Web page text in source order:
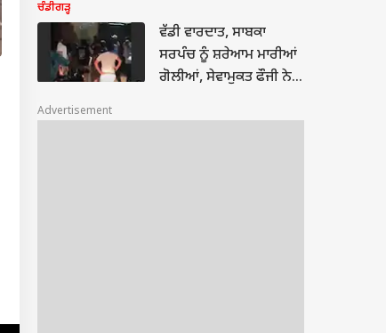
ਬੋਲੀ- ਵੀਡੀਓ ਕਾਲ 'ਤੇ ਪਸੰਦ
ਕਰਵਾਈ ਸੀ ਰੱਖੜੀ
ਚੰਡੀਗੜ੍ਹ
ਵੱਡੀ ਵਾਰਦਾਤ, ਸਾਬਕਾ
ਸਰਪੰਚ ਨੂੰ ਸ਼ਰੇਆਮ ਮਾਰੀਆਂ
ਗੋਲੀਆਂ, ਸੇਵਾਮੁਕਤ ਫੌਜੀ ਨੇ 6
ਨੇ ਘਰੋਂ...
Advertisement